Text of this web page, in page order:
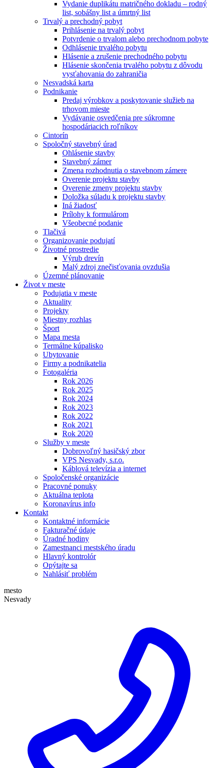
Vydanie duplikátu matričného dokladu – rodný
list, sobášny list a úmrtný list
Trvalý a prechodný pobyt
Prihlásenie na trvalý pobyt
Potvrdenie o trvalom alebo prechodnom pobyte
Odhlásenie trvalého pobytu
Hlásenie a zrušenie prechodného pobytu
Hlásenie skončenia trvalého pobytu z dôvodu
vysťahovania do zahraničia
Nesvadská karta
Podnikanie
Predaj výrobkov a poskytovanie služieb na
trhovom mieste
Vydávanie osvedčenia pre súkromne
hospodáriacich roľníkov
Cintorín
Spoločný stavebný úrad
Ohlásenie stavby
Stavebný zámer
Zmena rozhodnutia o stavebnom zámere
Overenie projektu stavby
Overenie zmeny projektu stavby
Doložka súladu k projektu stavby
Iná žiadosť
Prílohy k formulárom
Všeobecné podanie
Tlačivá
Organizovanie podujatí
Životné prostredie
Výrub drevín
Malý zdroj znečisťovania ovzdušia
Územné plánovanie
Život v meste
Podujatia v meste
Aktuality
Projekty
Miestny rozhlas
Šport
Mapa mesta
Termálne kúpalisko
Ubytovanie
Firmy a podnikatelia
Fotogaléria
Rok 2026
Rok 2025
Rok 2024
Rok 2023
Rok 2022
Rok 2021
Rok 2020
Služby v meste
Dobrovoľný hasičský zbor
VPS Nesvady, s.r.o.
Káblová televízia a internet
Spoločenské organizácie
Pracovné ponuky
Aktuálna teplota
Koronavírus info
Kontakt
Kontaktné informácie
Fakturačné údaje
Úradné hodiny
Zamestnanci mestského úradu
Hlavný kontrolór
Opýtajte sa
Nahlásiť problém
mesto
Nesvady